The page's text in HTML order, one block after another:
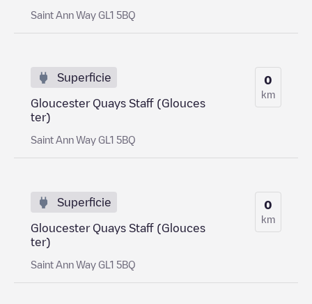
Saint Ann Way GL1 5BQ
Superficie
Gloucester Quays Staff (Glouces
ter)
Saint Ann Way GL1 5BQ
0
km
Superficie
Gloucester Quays Staff (Glouces
ter)
Saint Ann Way GL1 5BQ
0
km